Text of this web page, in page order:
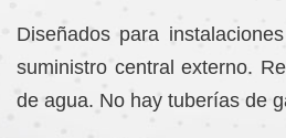
Diseñados para
suministro central externo.
de agua. No hay tuberías de